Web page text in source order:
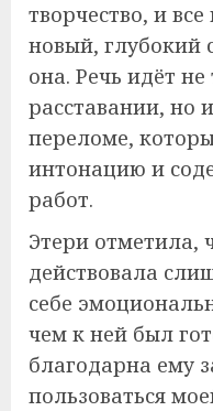
творчество, и
новый, глубокий
она. Речь идёт
расставании, но
переломе,
интонацию и
работ.
Этери отметила,
действовала
себе
чем к ней был
благодарна ему
пользоваться